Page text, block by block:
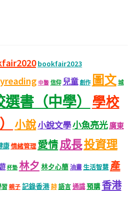
bookfair2023
中醫 信仰 兒童 創作 圖文 城
書（中學）
學校
小說小說文學小魚亮光廣東
康情緒管理 愛情成長投資理
杯墊 林夕 林夕心簡 油畫 生活智慧產
習 親子 記錄香港 詩 語言通識預購香港